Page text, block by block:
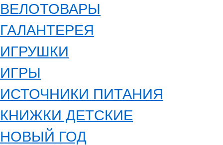
ВЕЛОТОВАРЫ
ГАЛАНТЕРЕЯ
ИГРУШКИ
ИГРЫ
ИСТОЧНИКИ ПИТАНИЯ
КНИЖКИ ДЕТСКИЕ
НОВЫЙ ГОД